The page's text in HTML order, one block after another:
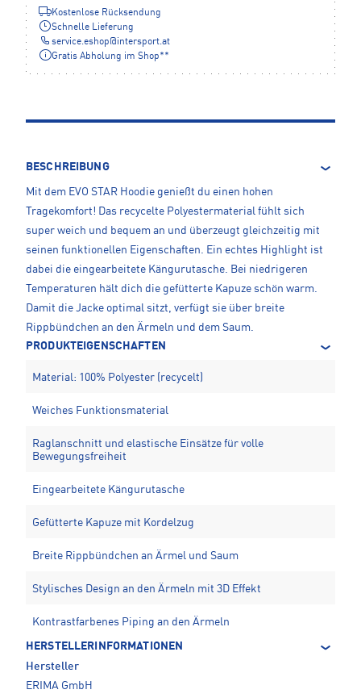
Kostenlose Rücksendung
Schnelle Lieferung
service.eshop@intersport.at
Gratis Abholung im Shop**
BESCHREIBUNG
Mit dem EVO STAR Hoodie genießt du einen hohen
Tragekomfort! Das recycelte Polyestermaterial fühlt sich
super weich und bequem an und überzeugt gleichzeitig mit
seinen funktionellen Eigenschaften. Ein echtes Highlight ist
dabei die eingearbeitete Kängurutasche. Bei niedrigeren
Temperaturen hält dich die gefütterte Kapuze schön warm.
Damit die Jacke optimal sitzt, verfügt sie über breite
Rippbündchen an den Ärmeln und dem Saum.
PRODUKTEIGENSCHAFTEN
Material: 100% Polyester (recycelt)
Weiches Funktionsmaterial
Raglanschnitt und elastische Einsätze für volle
Bewegungsfreiheit
Eingearbeitete Kängurutasche
Gefütterte Kapuze mit Kordelzug
Breite Rippbündchen an Ärmel und Saum
Stylisches Design an den Ärmeln mit 3D Effekt
Kontrastfarbenes Piping an den Ärmeln
HERSTELLERINFORMATIONEN
Hersteller
ERIMA GmbH